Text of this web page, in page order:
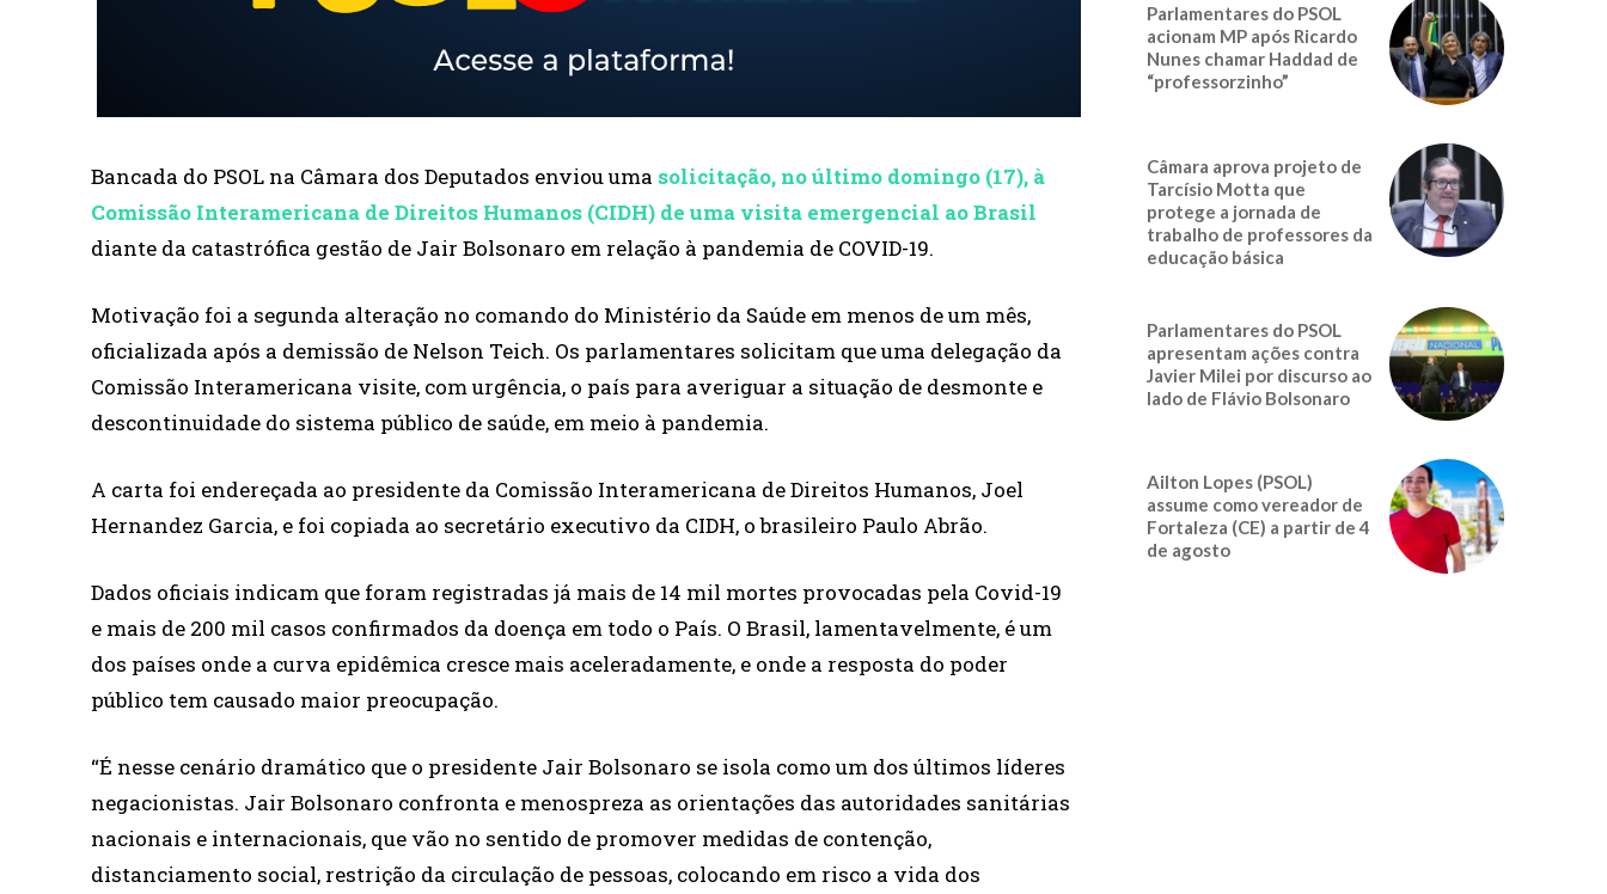
Bancada do PSOL na Câmara dos Deputados enviou uma solicitação, no último domingo (17), à
Comissão Interamericana de Direitos Humanos (CIDH) de uma visita emergencial ao Brasil
diante da catastrófica gestão de Jair Bolsonaro em relação à pandemia de COVID-19.
Motivação foi a segunda alteração no comando do Ministério da Saúde em menos de um mês,
oficializada após a demissão de Nelson Teich. Os parlamentares solicitam que uma delegação da
Comissão Interamericana visite, com urgência, o país para averiguar a situação de desmonte e
descontinuidade do sistema público de saúde, em meio à pandemia.
A carta foi endereçada ao presidente da Comissão Interamericana de Direitos Humanos, Joel
Hernandez Garcia, e foi copiada ao secretário executivo da CIDH, o brasileiro Paulo Abrão.
Dados oficiais indicam que foram registradas já mais de 14 mil mortes provocadas pela Covid-19
e mais de 200 mil casos confirmados da doença em todo o País. O Brasil, lamentavelmente, é um
dos países onde a curva epidêmica cresce mais aceleradamente, e onde a resposta do poder
público tem causado maior preocupação.
“É nesse cenário dramático que o presidente Jair Bolsonaro se isola como um dos últimos líderes
negacionistas. Jair Bolsonaro confronta e menospreza as orientações das autoridades sanitárias
nacionais e internacionais, que vão no sentido de promover medidas de contenção,
distanciamento social, restrição da circulação de pessoas, colocando em risco a vida dos
Parlamentares do PSOL
acionam MP após Ricardo
Nunes chamar Haddad de
“professorzinho”
Câmara aprova projeto de
Tarcísio Motta que
protege a jornada de
trabalho de professores da
educação básica
Parlamentares do PSOL
apresentam ações contra
Javier Milei por discurso ao
lado de Flávio Bolsonaro
Ailton Lopes (PSOL)
assume como vereador de
Fortaleza (CE) a partir de 4
de agosto